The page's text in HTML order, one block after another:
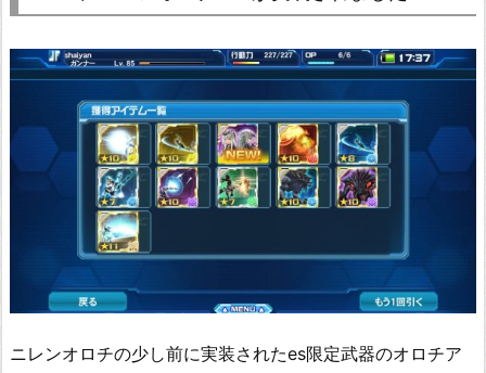
ニレンオロチの少し前に実装されたes限定武器のオロチア